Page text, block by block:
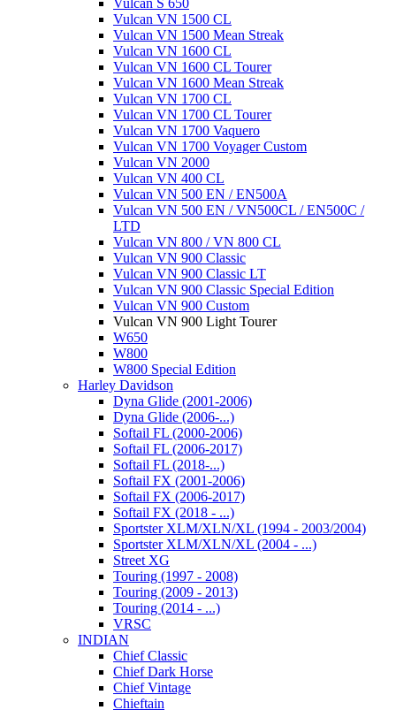
Vulcan S 650
Vulcan VN 1500 CL
Vulcan VN 1500 Mean Streak
Vulcan VN 1600 CL
Vulcan VN 1600 CL Tourer
Vulcan VN 1600 Mean Streak
Vulcan VN 1700 CL
Vulcan VN 1700 CL Tourer
Vulcan VN 1700 Vaquero
Vulcan VN 1700 Voyager Custom
Vulcan VN 2000
Vulcan VN 400 CL
Vulcan VN 500 EN / EN500A
Vulcan VN 500 EN / VN500CL / EN500C /
LTD
Vulcan VN 800 / VN 800 CL
Vulcan VN 900 Classic
Vulcan VN 900 Classic LT
Vulcan VN 900 Classic Special Edition
Vulcan VN 900 Custom
Vulcan VN 900 Light Tourer
W650
W800
W800 Special Edition
Harley Davidson
Dyna Glide (2001-2006)
Dyna Glide (2006-...)
Softail FL (2000-2006)
Softail FL (2006-2017)
Softail FL (2018-...)
Softail FX (2001-2006)
Softail FX (2006-2017)
Softail FX (2018 - ...)
Sportster XLM/XLN/XL (1994 - 2003/2004)
Sportster XLM/XLN/XL (2004 - ...)
Street XG
Touring (1997 - 2008)
Touring (2009 - 2013)
Touring (2014 - ...)
VRSC
INDIAN
Chief Classic
Chief Dark Horse
Chief Vintage
Chieftain